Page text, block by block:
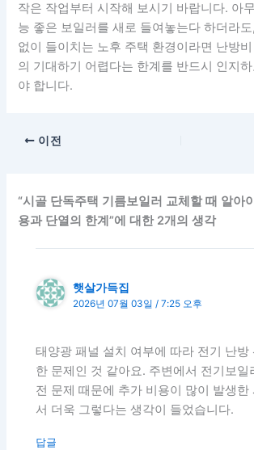
작은 작업부터 시작해 보시기 바랍니다. 아
능 좋은 보일러를 새로 들여놓는다 하더라
없이 들이치는 노후 주택 환경이라면 난방
의 기대하기 어렵다는 한계를 반드시 인지
야 합니다.
이전
“시골 단독주택 기름보일러 교체할 때 알아
용과 단열의 한계”에 대한 2개의 생각
햇살가득집
2026년 07월 03일 / 7:25 오후
태양광 패널 설치 여부에 따라 전기 난방
한 문제인 것 같아요. 주변에서 전기보일
전 문제 때문에 추가 비용이 많이 발생한
서 더욱 그렇다는 생각이 들었습니다.
답글